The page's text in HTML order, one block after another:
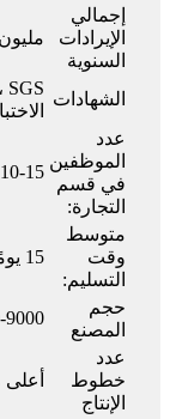
إجمالي
الإيرادات
السنوية
مليون
الشهادات
عدد
الموظفين
في قسم
التجارة:
10-15 شخصًا
متوسط ​​
وقت
التسليم:
15 يومًا
حجم
المصنع
8000-
عدد
خطوط
الإنتاج
أعلى